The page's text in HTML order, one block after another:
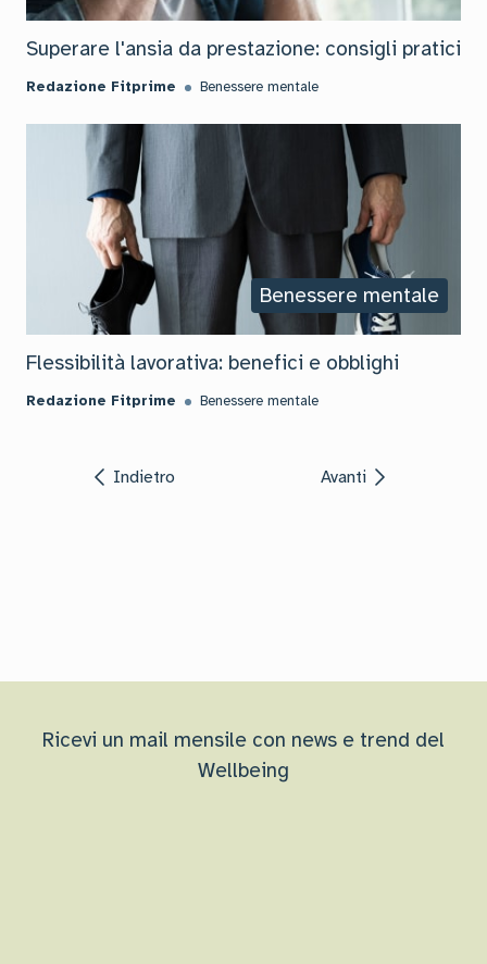
Superare l'ansia da prestazione: consigli pratici
Redazione Fitprime Benessere mentale
Benessere mentale
Flessibilità lavorativa: benefici e obblighi
Redazione Fitprime Benessere mentale
Indietro Avanti
Ricevi un mail mensile con news e trend del
Wellbeing